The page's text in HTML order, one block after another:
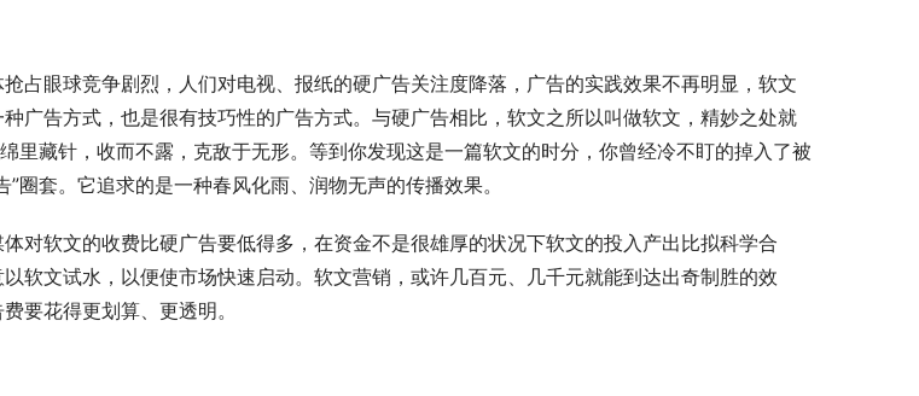
眼球竞争剧烈，人们对电视、报纸的硬广告关注度降落，广告的实践效果不再明显，软文
广告方式，也是很有技巧性的广告方式。与硬广告相比，软文之所以叫做软文，精妙之处就
里藏针，收而不露，克敌于无形。等到你发现这是一篇软文的时分，你曾经冷不盯的掉入了被
”圈套。它追求的是一种春风化雨、润物无声的传播效果。
软文的收费比硬广告要低得多，在资金不是很雄厚的状况下软文的投入产出比拟科学合
软文试水，以便使市场快速启动。软文营销，或许几百元、几千元就能到达出奇制胜的效
要花得更划算、更透明。